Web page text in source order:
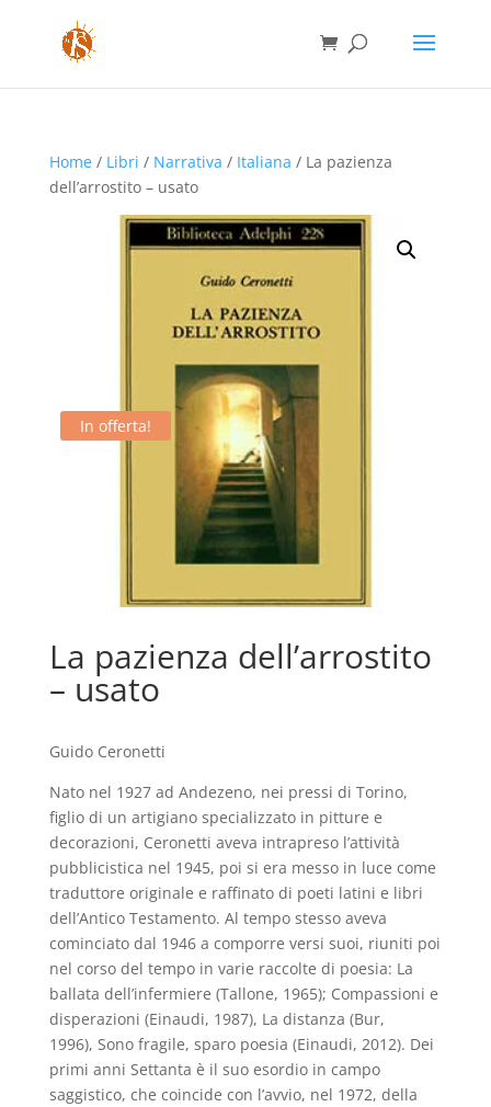
Home/ Libri / Narrativa / Italiana / La pazienza
dell’arrostito – usato
In offerta!
La pazienza dell’arrostito
– usato
Guido Ceronetti
Nato nel 1927 ad Andezeno, nei pressi di Torino,
figlio di un artigiano specializzato in pitture e
decorazioni, Ceronetti aveva intrapreso l’attività
pubblicistica nel 1945, poi si era messo in luce come
traduttore originale e raffinato di poeti latini e libri
dell’Antico Testamento. Al tempo stesso aveva
cominciato dal 1946 a comporre versi suoi, riuniti poi
nel corso del tempo in varie raccolte di poesia: La
ballata dell’infermiere (Tallone, 1965); Compassioni e
disperazioni (Einaudi, 1987), La distanza (Bur,
1996), Sono fragile, sparo poesia (Einaudi, 2012). Dei
primi anni Settanta è il suo esordio in campo
saggistico, che coincide con l’avvio, nel 1972, della